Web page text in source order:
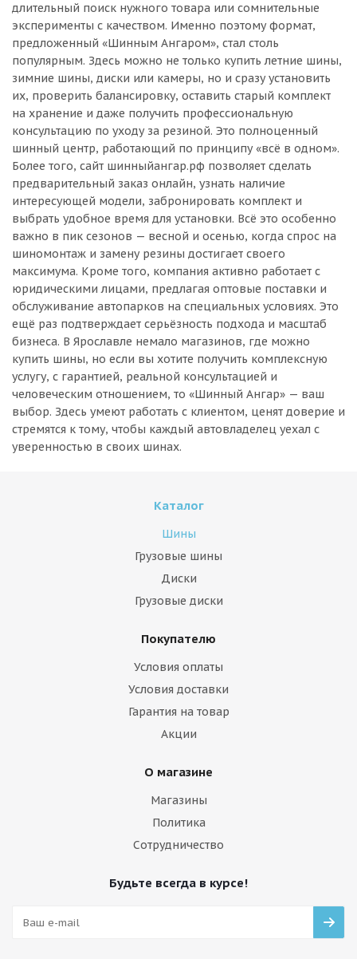
длительный поиск нужного товара или сомнительные
эксперименты с качеством. Именно поэтому формат,
предложенный «Шинным Ангаром», стал столь
популярным. Здесь можно не только купить летние шины,
зимние шины, диски или камеры, но и сразу установить
их, проверить балансировку, оставить старый комплект
на хранение и даже получить профессиональную
консультацию по уходу за резиной. Это полноценный
шинный центр, работающий по принципу «всё в одном».
Более того, сайт шинныйангар.рф позволяет сделать
предварительный заказ онлайн, узнать наличие
интересующей модели, забронировать комплект и
выбрать удобное время для установки. Всё это особенно
важно в пик сезонов — весной и осенью, когда спрос на
шиномонтаж и замену резины достигает своего
максимума. Кроме того, компания активно работает с
юридическими лицами, предлагая оптовые поставки и
обслуживание автопарков на специальных условиях. Это
ещё раз подтверждает серьёзность подхода и масштаб
бизнеса. В Ярославле немало магазинов, где можно
купить шины, но если вы хотите получить комплексную
услугу, с гарантией, реальной консультацией и
человеческим отношением, то «Шинный Ангар» — ваш
выбор. Здесь умеют работать с клиентом, ценят доверие и
стремятся к тому, чтобы каждый автовладелец уехал с
уверенностью в своих шинах.
Каталог
Шины
Грузовые шины
Диски
Грузовые диски
Покупателю
Условия оплаты
Условия доставки
Гарантия на товар
Акции
О магазине
Магазины
Политика
Сотрудничество
Будьте всегда в курсе!